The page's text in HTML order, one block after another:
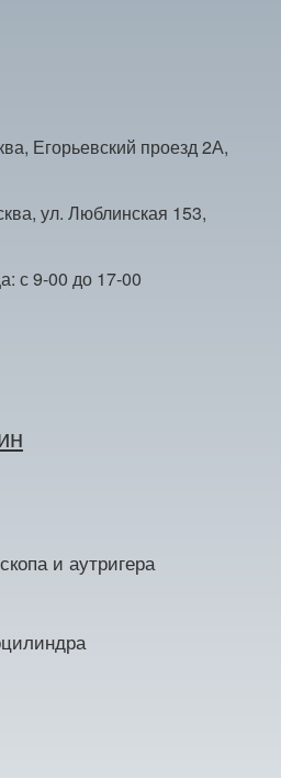
Егорьевский проезд 2А,
ул. Люблинская 153,
с 9-00 до 17-00
и аутригера